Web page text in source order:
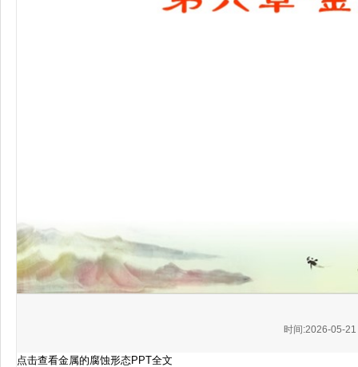
时间:2026-05-
点击查看金属的腐蚀形态PPT全文